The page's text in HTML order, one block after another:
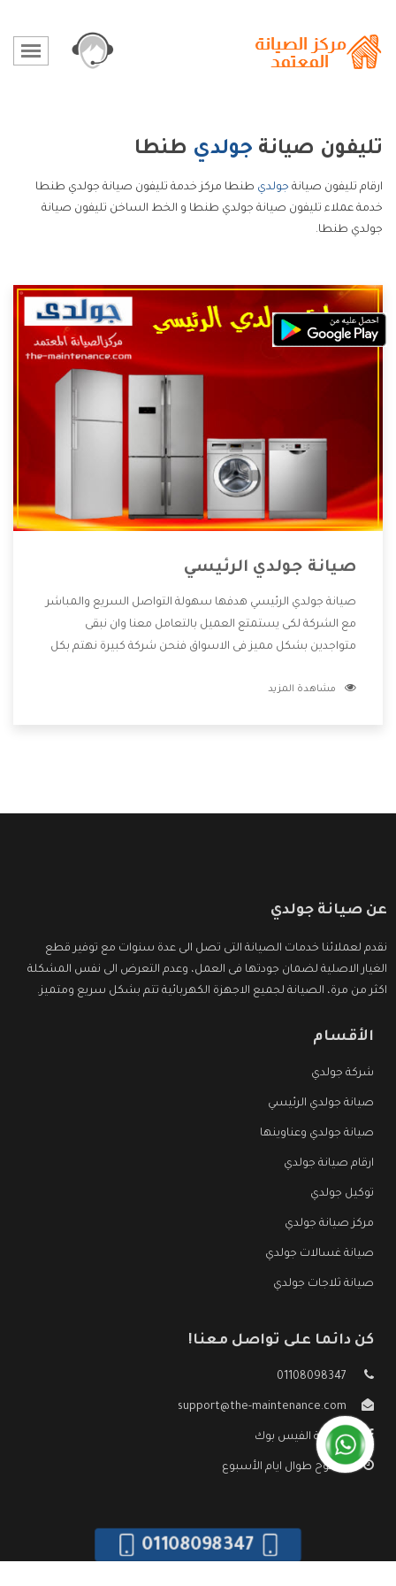
تليفون صيانة جولدي طنطا
ارقام تليفون صيانة جولدي طنطا مركز خدمة تليفون صيانة جولدي طنطا
خدمة عملاء تليفون صيانة جولدي طنطا و الخط الساخن تليفون صيانة
جولدي طنطا.
صيانة جولدي الرئيسي
صيانة جولدي الرئيسي هدفها سهولة التواصل السريع والمباشر
مع الشركة لكى يستمتع العميل بالتعامل معنا وان نبقى
متواجدين بشكل مميز فى الاسواق فنحن شركة كبيرة نهتم بكل
الشركة بها والتى تكون منها خدمة الصيانة التى تكون من أهم
مشاهدة المزيد
عن صيانة جولدي
نقدم لعملائنا خدمات الصيانة التى تصل الى عدة سنوات مع توفير قطع
الغيار الاصلية لضمان جودتها فى العمل، وعدم التعرض الى نفس المشكلة
اكثر من مرة، الصيانة لجميع الاجهزة الكهربائية تتم بشكل سريع ومتميز.
الأقسام
شركة جولدي
صيانة جولدي الرئيسي
صيانة جولدي وعناوينها
ارقام صيانة جولدي
توكيل جولدي
مركز صيانة جولدي
صيانة غسالات جولدي
صيانة ثلاجات جولدي
كن دائما على تواصل معنا!
01108098347
support@the-maintenance.com
صفحة الفيس بوك
مفتوح طوال ايام الأسبوع
01108098347